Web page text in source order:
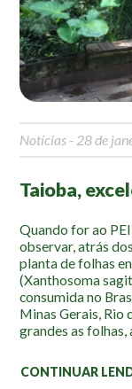
Mapa Ilustrado
Fauna e
Aranhas
Palmeira Juçara
Borboletas
Cambuci
Liquens
Tucano do
Atividades
Educação
Notícias - 28 de
Taioba,
Quando for ao
observar, atrás
planta de folhas
(Xanthosoma
consumida no
Minas Gerais, Rio
grandes as folhas,
CONTINUAR